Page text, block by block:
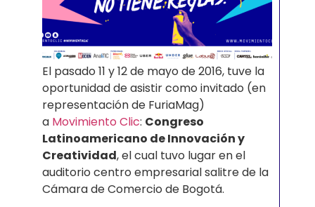
El pasado 11 y 12 de mayo de 2016, tuve la
oportunidad de asistir como invitado (en
representación de FuriaMag)
a Movimiento Clic: Congreso
Latinoamericano de Innovación y
Creatividad, el cual tuvo lugar en el
auditorio centro empresarial salitre de la
Cámara de Comercio de Bogotá.